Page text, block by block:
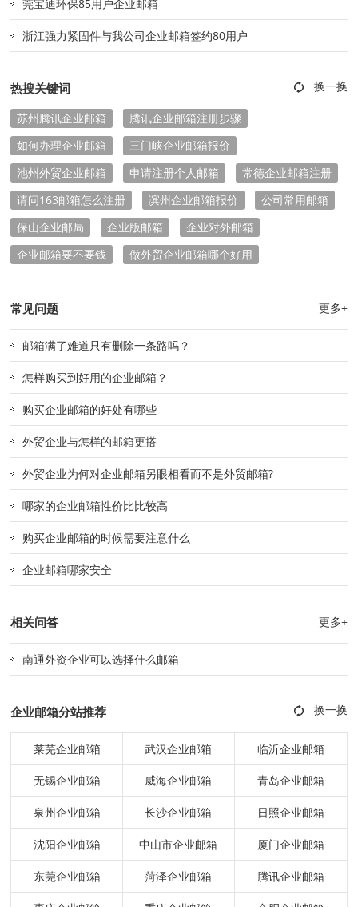
莞宝迪环保85用户企业邮箱
浙江强力紧固件与我公司企业邮箱签约80用户
热搜关键词
苏州腾讯企业邮箱
腾讯企业邮箱注册步骤
如何办理企业邮箱
三门峡企业邮箱报价
池州外贸企业邮箱
申请注册个人邮箱
常德企业邮箱注册
请问163邮箱怎么注册
滨州企业邮箱报价
公司常用邮箱
保山企业邮局
企业版邮箱
企业对外邮箱
企业邮箱要不要钱
做外贸企业邮箱哪个好用
常见问题 更多+
邮箱满了难道只有删除一条路吗？
怎样购买到好用的企业邮箱？
购买企业邮箱的好处有哪些
外贸企业与怎样的邮箱更搭
外贸企业为何对企业邮箱另眼相看而不是外贸邮箱?
哪家的企业邮箱性价比比较高
购买企业邮箱的时候需要注意什么
企业邮箱哪家安全
相关问答 更多+
南通外资企业可以选择什么邮箱
企业邮箱分站推荐
莱芜企业邮箱 武汉企业邮箱 临沂企业邮箱
无锡企业邮箱 威海企业邮箱 青岛企业邮箱
泉州企业邮箱 长沙企业邮箱 日照企业邮箱
沈阳企业邮箱 中山市企业邮箱 厦门企业邮箱
东莞企业邮箱 菏泽企业邮箱 腾讯企业邮箱